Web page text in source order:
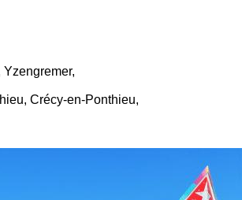
Crécy-en-Ponthieu,